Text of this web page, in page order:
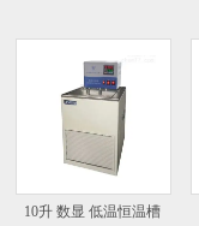
10升 数显 低温恒温槽